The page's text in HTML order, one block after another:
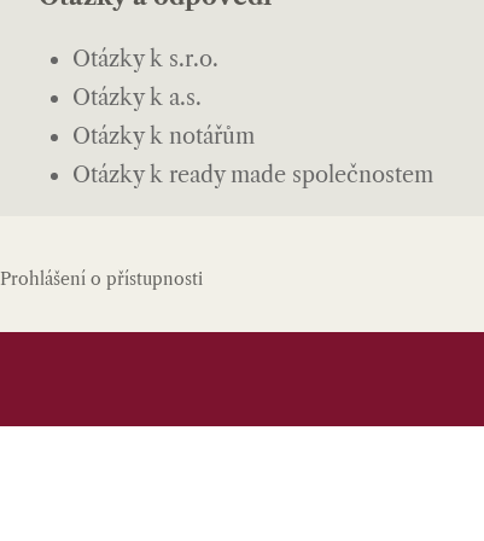
Otázky k s.r.o.
Otázky k a.s.
Otázky k notářům
Otázky k ready made společnostem
Prohlášení o přístupnosti